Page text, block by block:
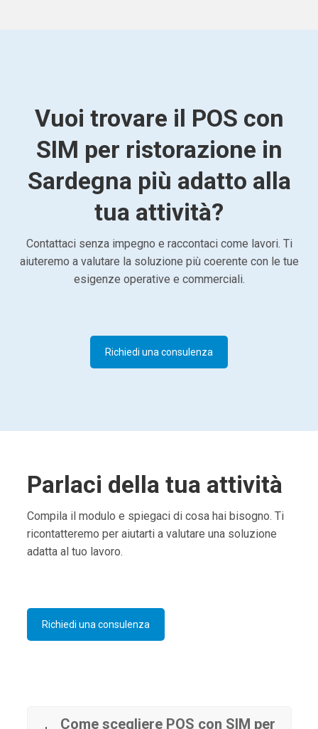
Vuoi trovare il POS con
SIM per ristorazione in
Sardegna più adatto alla
tua attività?
Contattaci senza impegno e raccontaci come lavori. Ti
aiuteremo a valutare la soluzione più coerente con le tue
esigenze operative e commerciali.
Richiedi una consulenza
Parlaci della tua attività
Compila il modulo e spiegaci di cosa hai bisogno. Ti
ricontatteremo per aiutarti a valutare una soluzione
adatta al tuo lavoro.
Richiedi una consulenza
Come scegliere POS con SIM per